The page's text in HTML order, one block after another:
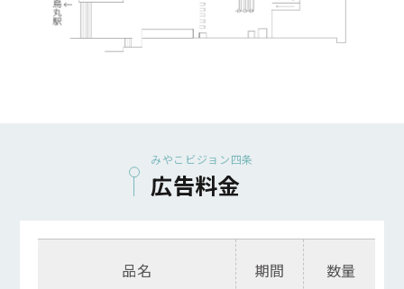
みやこビジョン四条
広告料金
品名 期間 数量